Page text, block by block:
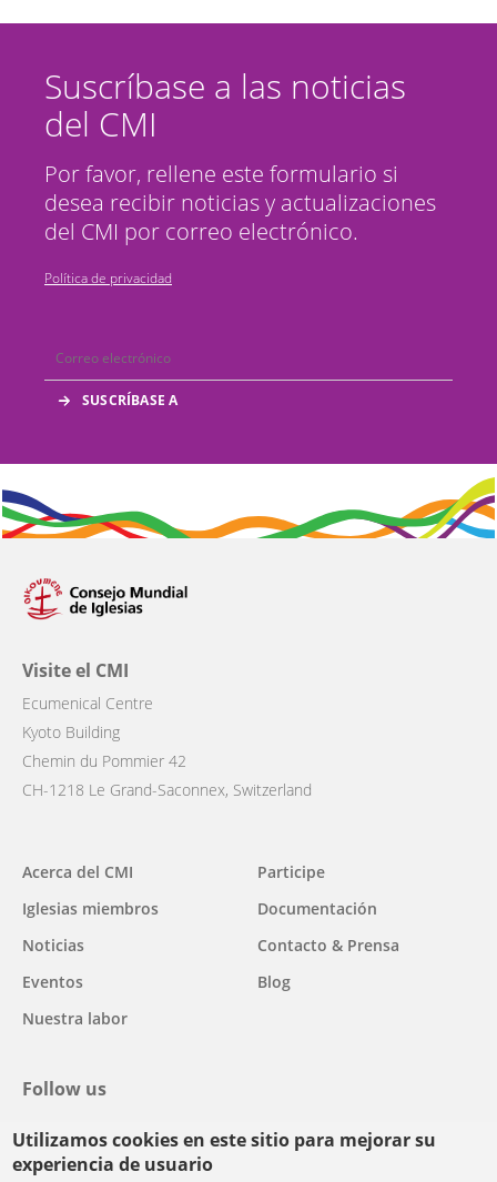
Utilizamos cookies en este sitio para mejorar su
experiencia de usuario
Suscríbase a las noticias
del CMI
Por favor, rellene este formulario si
desea recibir noticias y actualizaciones
del CMI por correo electrónico.
Política de privacidad
Visite el CMI
Ecumenical Centre
Kyoto Building
Chemin du Pommier 42
CH-1218 Le Grand-Saconnex, Switzerland
Main
navigation
Acerca del CMI
Iglesias miembros
Noticias
Eventos
Nuestra labor
Participe
Documentación
Contacto & Prensa
Blog
Follow us
facebook
twitteryoutubeyoutubeinstagram